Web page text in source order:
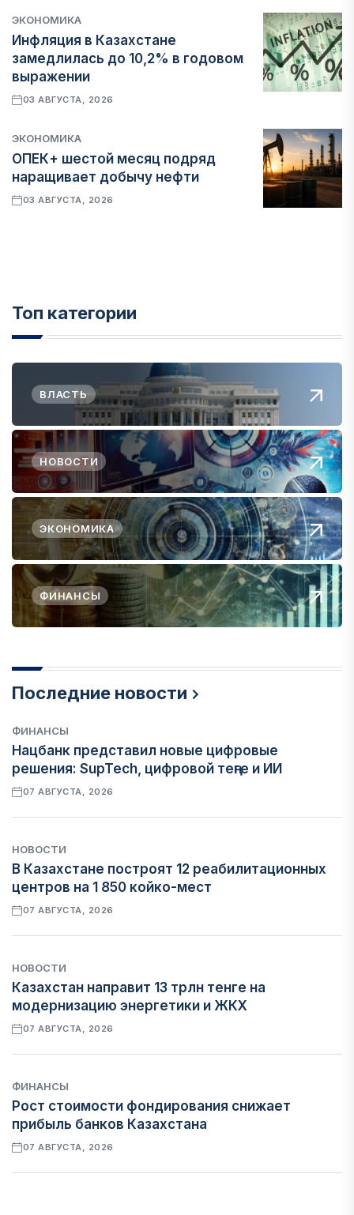
ЭКОНОМИКА
Инфляция в Казахстане
замедлилась до 10,2% в годовом
выражении
03 АВГУСТА, 2026
ЭКОНОМИКА
ОПЕК+ шестой месяц подряд
наращивает добычу нефти
03 АВГУСТА, 2026
Топ категории
ВЛАСТЬ
НОВОСТИ
ЭКОНОМИКА
ФИНАНСЫ
Последние новости
ФИНАНСЫ
Нацбанк представил новые цифровые
решения: SupTech, цифровой теңге и ИИ
07 АВГУСТА, 2026
НОВОСТИ
В Казахстане построят 12 реабилитационных
центров на 1 850 койко-мест
07 АВГУСТА, 2026
НОВОСТИ
Казахстан направит 13 трлн тенге на
модернизацию энергетики и ЖКХ
07 АВГУСТА, 2026
ФИНАНСЫ
Рост стоимости фондирования снижает
прибыль банков Казахстана
07 АВГУСТА, 2026